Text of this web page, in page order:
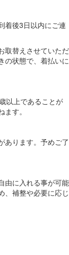
着後3日以内にご連
取替えさせていただ
の状態で、着払いに
以上であることが
す。
あります。予めご了
由に入れる事が可能
、補整や必要に応じ